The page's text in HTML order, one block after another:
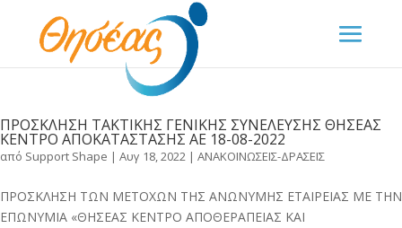
ΠΡΟΣΚΛΗΣΗ ΤΑΚΤΙΚΗΣ ΓΕΝΙΚΗΣ ΣΥΝΕΛΕΥΣΗΣ ΘΗΣΕΑΣ
ΚΕΝΤΡΟ ΑΠΟΚΑΤΑΣΤΑΣΗΣ ΑΕ 18-08-2022
από Support Shape | Αυγ 18, 2022 | ΑΝΑΚΟΙΝΩΣΕΙΣ-ΔΡΑΣΕΙΣ
ΠΡΟΣΚΛΗΣΗ ΤΩΝ ΜΕΤΟΧΩΝ ΤΗΣ ΑΝΩΝΥΜΗΣ ΕΤΑΙΡΕΙΑΣ ΜΕ ΤΗΝ
ΕΠΩΝΥΜΙΑ «ΘΗΣΕΑΣ ΚΕΝΤΡΟ ΑΠΟΘΕΡΑΠΕΙΑΣ ΚΑΙ